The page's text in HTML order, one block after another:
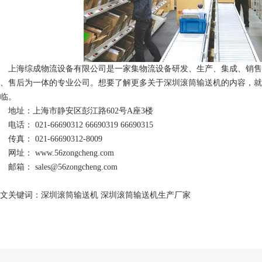
上海综成物流设备有限公司是一家集物流设备研发、生产、集成、销
售后为一体的专业公司。想要了解更多关于深圳滚筒输送机的内容，
。
地址：上海市静安区彭江路602号A座3楼
电话： 021-66690312 66690319 66690315
传真： 021-66690312-8009
网址： www.56zongcheng.com
邮箱： sales@56zongcheng.com
关键词：深圳滚筒输送机 深圳滚筒输送机生产厂家